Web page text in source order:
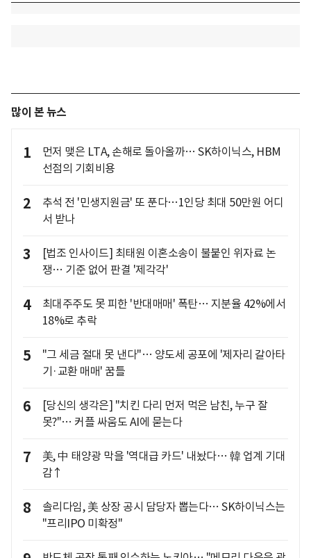
많이 본 뉴스
1
먼저 맺은 LTA, 손해로 돌아올까… SK하이닉스, HBM
선점의 기회비용
2
추석 전 '민생지원금' 또 푼다…1인당 최대 50만원 어디
서 받나
3
[법조 인사이드] 최태원 이혼소송이 불붙인 위자료 논
쟁… 기준 없어 판결 '제각각'
4
최대주주도 못 피한 '반대매매' 폭탄… 지분율 42%에서
18%로 추락
5
"그 세금 절대 못 낸다"… 양도세 공포에 '제자리 갈아타
기·교환 매매' 꿈틀
6
[당신의 생각은] "치킨 다리 먼저 먹은 남친, 누구 잘
못?"… 커플 싸움도 AI에 묻는다
7
美, 中 태양광 막을 '역대급 카드' 내놨다… 韓 업계 기대
감↑
8
솔리다임, 美 상장 공시 담당자 뽑는다… SK하이닉스는
"프리IPO 미확정"